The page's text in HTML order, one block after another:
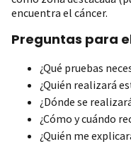
encuentra el cáncer.
Preguntas para
¿Qué pruebas
¿Quién realizará
¿Dónde se
¿Cómo y cuándo
¿Quién me